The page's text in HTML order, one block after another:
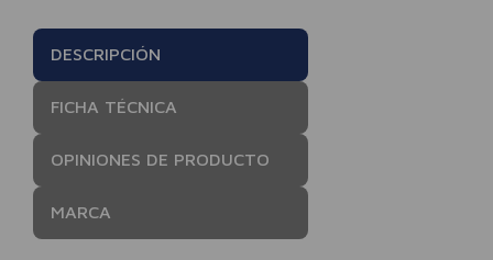
DESCRIPCIÓN
FICHA TÉCNICA
OPINIONES DE PRODUCTO
MARCA